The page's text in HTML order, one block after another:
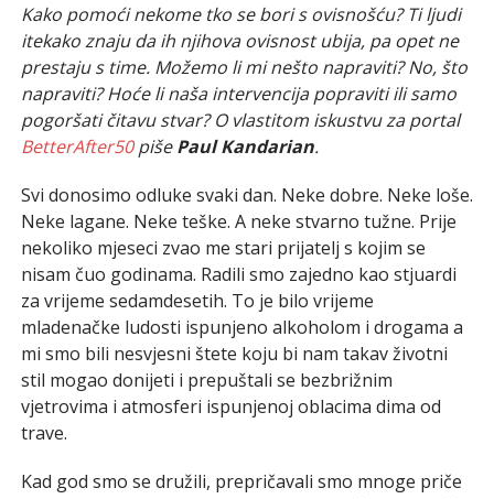
Kako pomoći nekome tko se bori s ovisnošću? Ti ljudi
itekako znaju da ih njihova ovisnost ubija, pa opet ne
prestaju s time. Možemo li mi nešto napraviti? No, što
napraviti? Hoće li naša intervencija popraviti ili samo
pogoršati čitavu stvar? O vlastitom iskustvu za portal
BetterAfter50pišePaul Kandarian.
Svi donosimo odluke svaki dan. Neke dobre. Neke loše.
Neke lagane. Neke teške. A neke stvarno tužne. Prije
nekoliko mjeseci zvao me stari prijatelj s kojim se
nisam čuo godinama. Radili smo zajedno kao stjuardi
za vrijeme sedamdesetih. To je bilo vrijeme
mladenačke ludosti ispunjeno alkoholom i drogama a
mi smo bili nesvjesni štete koju bi nam takav životni
stil mogao donijeti i prepuštali se bezbrižnim
vjetrovima i atmosferi ispunjenoj oblacima dima od
trave.
Kad god smo se družili, prepričavali smo mnoge priče